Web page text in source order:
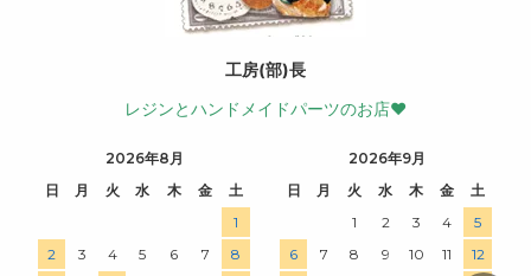
工房(部)長
レジンとハンドメイドパーツのお店♥
2026年8月
日
月 火 水 木 金
土
1
2
3 4 5 6 7
8
2026年9月
日
月 火 水 木 金
土
1
2 3 4
5
6
7 8 9 10 11
12